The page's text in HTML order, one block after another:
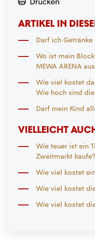
ARTIKEL IN
Darf ich
Wo ist mein
MEWA ARENA
Wie viel kostet
Wie hoch sind
Darf mein Kind
VIELLEICHT
Wie teuer ist ein
Zweitmarkt kaufe?
Wie viel kostet
Wie viel kostet
Wie viel kostet die